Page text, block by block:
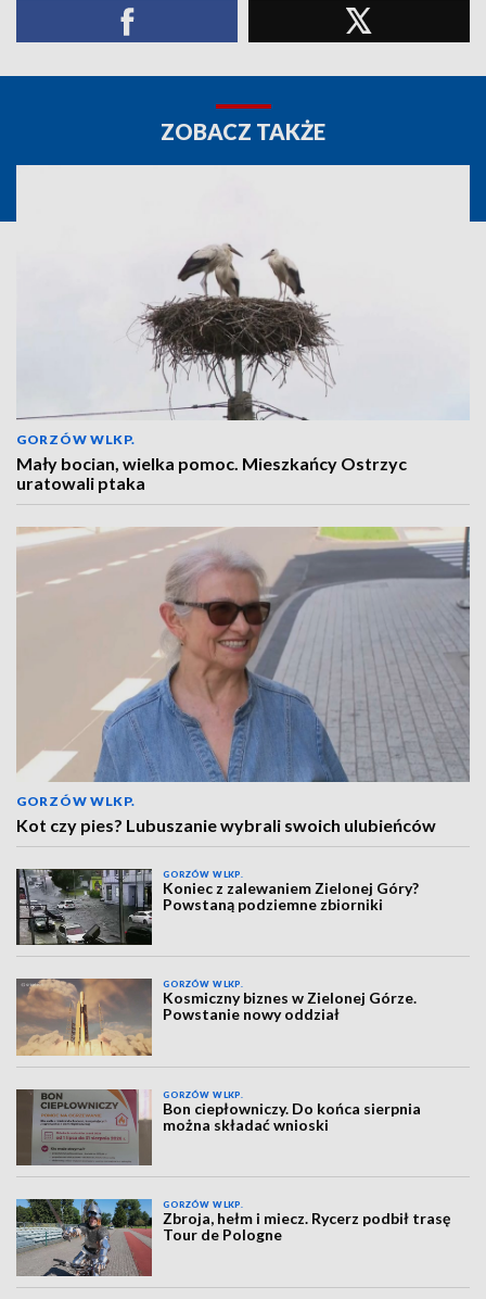
ZOBACZ TAKŻE
GORZÓW WLKP.
Mały bocian, wielka pomoc. Mieszkańcy Ostrzyc
uratowali ptaka
GORZÓW WLKP.
Kot czy pies? Lubuszanie wybrali swoich ulubieńców
GORZÓW WLKP.
Koniec z zalewaniem Zielonej Góry?
Powstaną podziemne zbiorniki
GORZÓW WLKP.
Kosmiczny biznes w Zielonej Górze.
Powstanie nowy oddział
GORZÓW WLKP.
Bon ciepłowniczy. Do końca sierpnia
można składać wnioski
GORZÓW WLKP.
Zbroja, hełm i miecz. Rycerz podbił trasę
Tour de Pologne